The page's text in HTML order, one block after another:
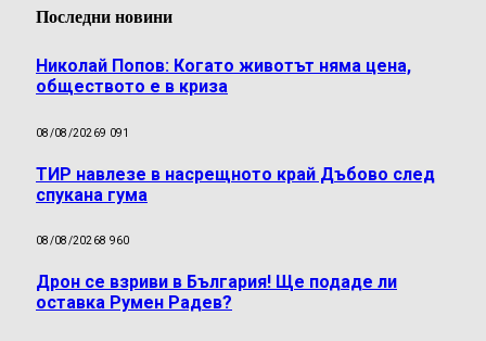
Последни новини
Николай Попов: Когато животът няма цена,
обществото е в криза
08/08/20269 091
ТИР навлезе в насрещното край Дъбово след
спукана гума
08/08/20268 960
Дрон се взриви в България! Ще подаде ли
оставка Румен Радев?